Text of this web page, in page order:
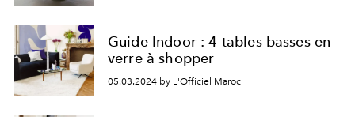
Guide Indoor : 4 tables basses en
verre à shopper
05.03.2024 by L'Officiel Maroc